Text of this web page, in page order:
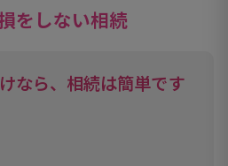
をしない相続
なら、相続は簡単です